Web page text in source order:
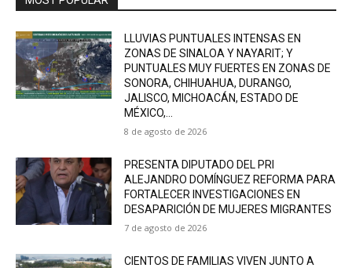
LLUVIAS PUNTUALES INTENSAS EN
ZONAS DE SINALOA Y NAYARIT; Y
PUNTUALES MUY FUERTES EN ZONAS DE
SONORA, CHIHUAHUA, DURANGO,
JALISCO, MICHOACÁN, ESTADO DE
MÉXICO,...
8 de agosto de 2026
PRESENTA DIPUTADO DEL PRI
ALEJANDRO DOMÍNGUEZ REFORMA PARA
FORTALECER INVESTIGACIONES EN
DESAPARICIÓN DE MUJERES MIGRANTES
7 de agosto de 2026
CIENTOS DE FAMILIAS VIVEN JUNTO A